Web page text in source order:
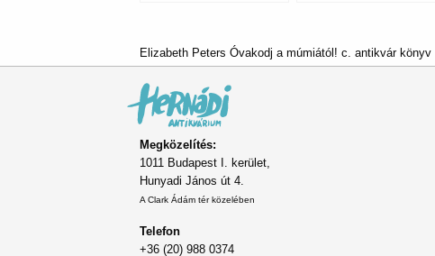
Elizabeth Peters Óvakodj a múmiától! c. antikvár könyv
Megközelítés:
1011 Budapest I. kerület,
Hunyadi János út 4.
A Clark Ádám tér közelében
Telefon
+36 (20) 988 0374